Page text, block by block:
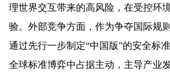
理世界交互带来的高风险，在受控环
验。外部竞争方面，作为争夺国际规
通过先行一步制定“中国版”的安全标
全球标准博弈中占据主动，主导产业